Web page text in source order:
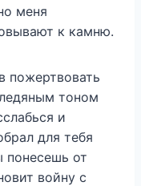
меня
к камню.
пожертвовать
тоном
и
для тебя
понесешь от
войну с